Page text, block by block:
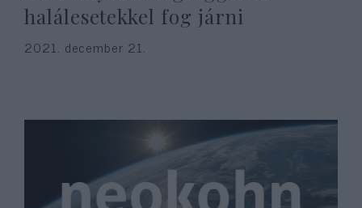
halálesetekkel fog járni
2021. december 21.